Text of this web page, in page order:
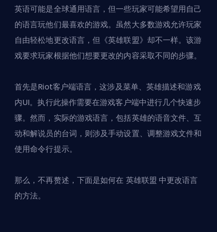
英语可能是全球通用语言，但一些玩家可能希望用自己
的语言玩他们最喜欢的游戏。虽然大多数游戏允许玩家
自由轻松地更改语言，但《英雄联盟》却不一样。该游
戏要求玩家根据他们想要更改的内容采取不同的步骤。
首先是Riot客户端语言，这涉及菜单、英雄描述和游戏
内UI。执行此操作需要在游戏客户端中进行几个快速步
骤。然而，实际的游戏语言，包括英雄的语音文件、互
动和解说员的台词，则涉及手动设置、调整游戏文件和
使用命令行提示。
那么，不再赘述，下面是如何在 英雄联盟 中更改语言
的方法。